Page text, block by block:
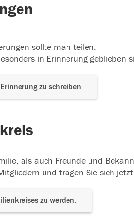
sollte man teilen.
in Erinnerung geblieben
zu schreiben
als auch Freunde und
und tragen Sie sich
zu werden.